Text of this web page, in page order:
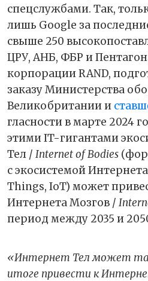
спецслужбами. Так,
лишь Google за
свыше 250
ЦРУ, АНБ, ФБР и
корпорации RAND,
заказу Министерства
Великобритании и
гласности в марте 2024
этими IT-гигантами
Тел / Internet of Bodies
с экосистемой
Things, IoT) может
Интернета Мозгов /
период между 2035 и
«Интернет Тел может
итоге привести к